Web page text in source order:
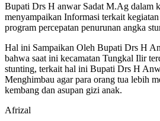
Bupati Drs H anwar Sadat M.Ag dalam
menyampaikan Informasi terkait
program percepatan penurunan angka
Hal ini Sampaikan Oleh Bupati Drs H
bahwa saat ini kecamatan Tungkal Ilir
stunting, terkait hal ini Bupati Drs H
Menghimbau agar para orang tua lebih
kembang dan asupan gizi anak.
Afrizal